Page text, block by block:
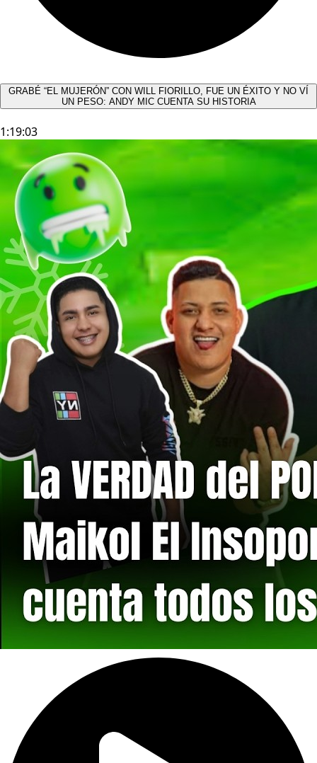
GRABÉ “EL MUJERÓN” CON WILL FIORILLO, FUE UN ÉXITO Y NO VÍ
UN PESO: ANDY MIC CUENTA SU HISTORIA
1:19:03